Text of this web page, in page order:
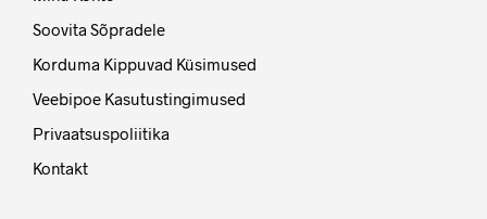
Soovita Sõpradele
Korduma Kippuvad Küsimused
Veebipoe Kasutustingimused
Privaatsuspoliitika
Kontakt